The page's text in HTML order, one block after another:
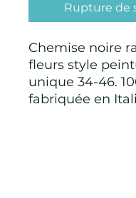
Rupture de
Chemise noire
fleurs style
unique 34-46.
fabriquée en